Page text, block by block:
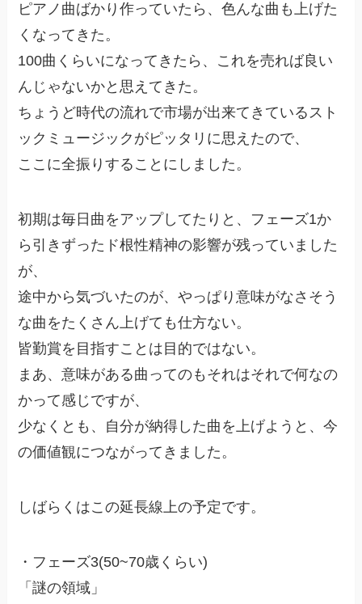
ピアノ曲ばかり作っていたら、色んな曲も上げた
くなってきた。
100曲くらいになってきたら、これを売れば良い
んじゃないかと思えてきた。
ちょうど時代の流れで市場が出来てきているスト
ックミュージックがピッタリに思えたので、
ここに全振りすることにしました。
初期は毎日曲をアップしてたりと、フェーズ1か
ら引きずったド根性精神の影響が残っていました
が、
途中から気づいたのが、やっぱり意味がなさそう
な曲をたくさん上げても仕方ない。
皆勤賞を目指すことは目的ではない。
まあ、意味がある曲ってのもそれはそれで何なの
かって感じですが、
少なくとも、自分が納得した曲を上げようと、今
の価値観につながってきました。
しばらくはこの延長線上の予定です。
・フェーズ3(50~70歳くらい)
「謎の領域」